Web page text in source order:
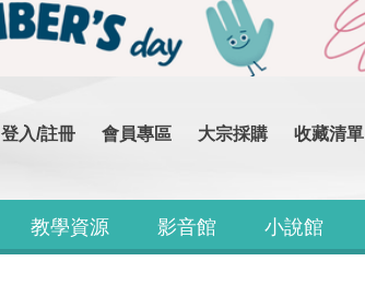
登入/註冊 會員專區 大宗採購 收藏清單
教學資源 影音館 小說館